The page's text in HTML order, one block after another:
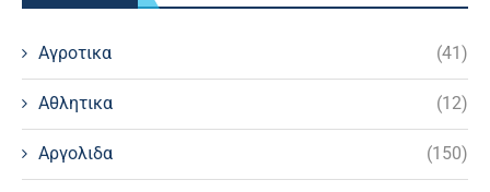
Αγροτικα (41)
Αθλητικα (12)
Αργολιδα (150)